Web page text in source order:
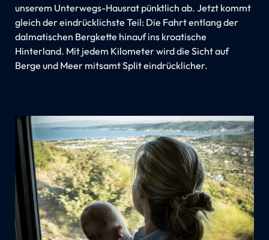
unserem Unterwegs-Hausrat pünktlich ab. Jetzt kommt
gleich der eindrücklichste Teil: Die Fahrt entlang der
dalmatischen Bergkette hinauf ins kroatische
Hinterland. Mit jedem Kilometer wird die Sicht auf
Berge und Meer mitsamt Split eindrücklicher.